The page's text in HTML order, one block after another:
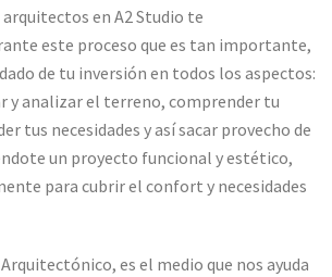
en A2 Studio te
este proceso que es tan importante,
de tu inversión en todos los aspectos:
y analizar el terreno, comprender tu
tus necesidades y así sacar provecho de
un proyecto funcional y estético,
para cubrir el confort y necesidades
es el medio que nos ayuda